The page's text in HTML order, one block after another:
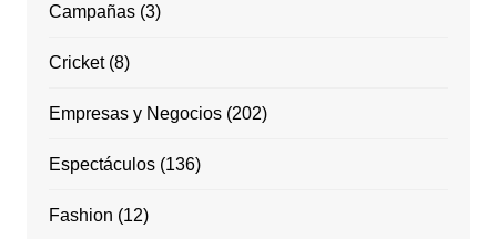
Campañas(3)
Cricket(8)
Empresas y Negocios(202)
Espectáculos(136)
Fashion (12)